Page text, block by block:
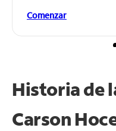
Comenzar
Historia de
Carson